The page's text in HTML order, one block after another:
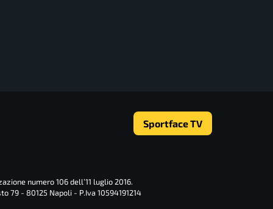
Sportface TV
numero 106 dell’11 luglio 2016.
- 80125 Napoli - P.Iva 10594191214